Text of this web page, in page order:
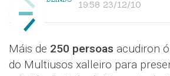
19:58 23/12/10
Máis de 250 persoas acudiron
do Multiusos xalleiro para